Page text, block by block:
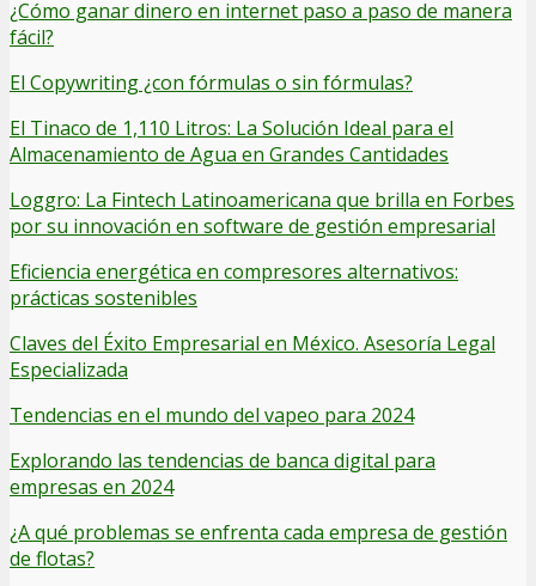
¿Cómo ganar dinero en internet paso a paso de manera
fácil?
El Copywriting ¿con fórmulas o sin fórmulas?
El Tinaco de 1,110 Litros: La Solución Ideal para el
Almacenamiento de Agua en Grandes Cantidades
Loggro: La Fintech Latinoamericana que brilla en Forbes
por su innovación en software de gestión empresarial
Eficiencia energética en compresores alternativos:
prácticas sostenibles
Claves del Éxito Empresarial en México. Asesoría Legal
Especializada
Tendencias en el mundo del vapeo para 2024
Explorando las tendencias de banca digital para
empresas en 2024
¿A qué problemas se enfrenta cada empresa de gestión
de flotas?